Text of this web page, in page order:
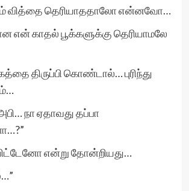
வித்தை தெரியாததாலோ என்னவோ…
என் காதல் பூக்களுக்கு தெரியாமலே
திருப்பி கொண்டால்… புரிந்து
நா ஏதாவது தப்பா
என்று தோன்றியது…